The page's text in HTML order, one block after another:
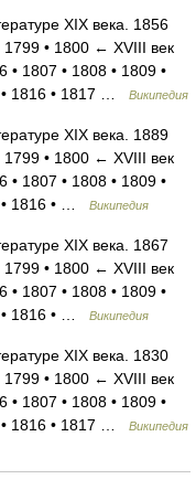
XIX века. 1856
1799 • 1800 ← XVIII век
• 1807 • 1808 • 1809 •
• 1816 • 1817 …
Википедия
XIX века. 1889
1799 • 1800 ← XVIII век
• 1807 • 1808 • 1809 •
• 1816 • …
Википедия
XIX века. 1867
1799 • 1800 ← XVIII век
• 1807 • 1808 • 1809 •
• 1816 • …
Википедия
XIX века. 1830
1799 • 1800 ← XVIII век
• 1807 • 1808 • 1809 •
• 1816 • 1817 …
Википедия